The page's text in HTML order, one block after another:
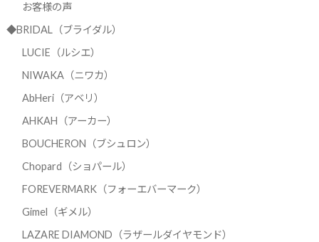
お客様の声
◆BRIDAL（ブライダル）
LUCIE（ルシエ）
NIWAKA（ニワカ）
AbHeri（アベリ）
AHKAH（アーカー）
BOUCHERON（ブシュロン）
Chopard（ショパール）
FOREVERMARK（フォーエバーマーク）
Gimel（ギメル）
LAZARE DIAMOND（ラザールダイヤモンド）